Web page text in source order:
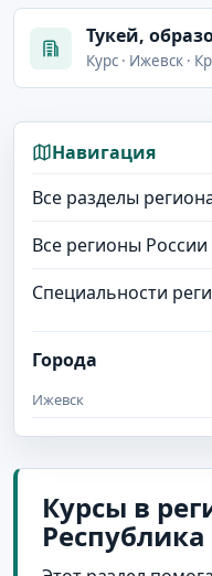
Тукей,
Курс · Ижевск ·
Навигация
Все разделы
Все регионы России
Специальности
Города
Ижевск
Курсы в